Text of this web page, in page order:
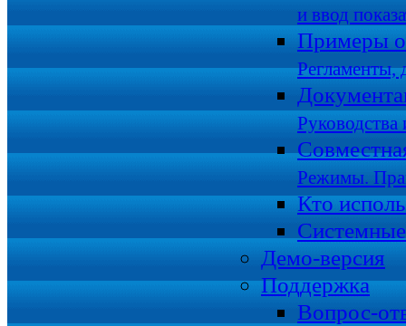
и ввод
Примеры
Регламенты,
Руководства
Режимы.
Кто
Демо-версия
Поддержка
Вопрос-